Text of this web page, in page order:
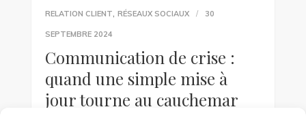
RELATION CLIENT, RÉSEAUX SOCIAUX 30
SEPTEMBRE 2024
Communication de crise :
quand une simple mise à
jour tourne au cauchemar